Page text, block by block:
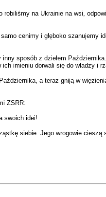
na Ukrainie na wsi,
cenimy i głęboko szanujemy
sposób z dziełem
imieniu dorwali się do władzy i
a teraz gniją w
ZSRR:
swoich idei!
siebie. Jego wrogowie